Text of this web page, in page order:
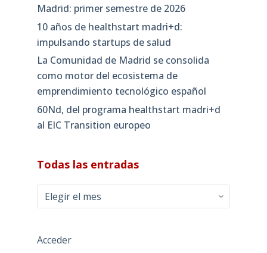
Madrid: primer semestre de 2026
10 años de healthstart madri+d:
impulsando startups de salud
La Comunidad de Madrid se consolida
como motor del ecosistema de
emprendimiento tecnológico español
60Nd, del programa healthstart madri+d
al EIC Transition europeo
Todas las entradas
Todas
las
Acceder